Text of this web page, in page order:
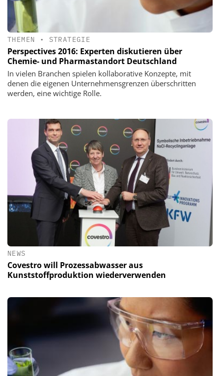
THEMEN • STRATEGIE
Perspectives 2016: Experten diskutieren über
Chemie- und Pharmastandort Deutschland
In vielen Branchen spielen kollaborative Konzepte, mit
denen die eigenen Unternehmensgrenzen überschritten
werden, eine wichtige Rolle.
NEWS
Covestro will Prozessabwasser aus
Kunststoffproduktion wiederverwenden